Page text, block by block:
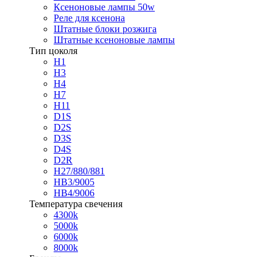
Ксеноновые лампы 50w
Реле для ксенона
Штатные блоки розжига
Штатные ксеноновые лампы
Тип цоколя
H1
H3
H4
H7
H11
D1S
D2S
D3S
D4S
D2R
H27/880/881
HB3/9005
HB4/9006
Температура свечения
4300k
5000k
6000k
8000k